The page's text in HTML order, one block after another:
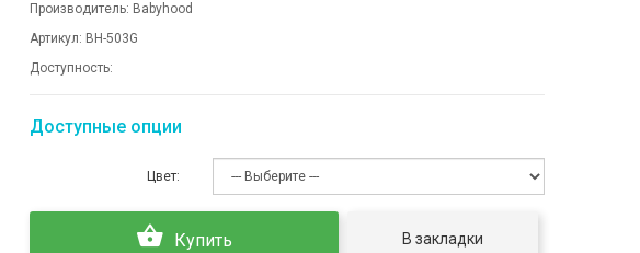
Производитель: Babyhood
Артикул: BH-503G
Доступность:
Доступные опции
Цвет:
Купить В закладки